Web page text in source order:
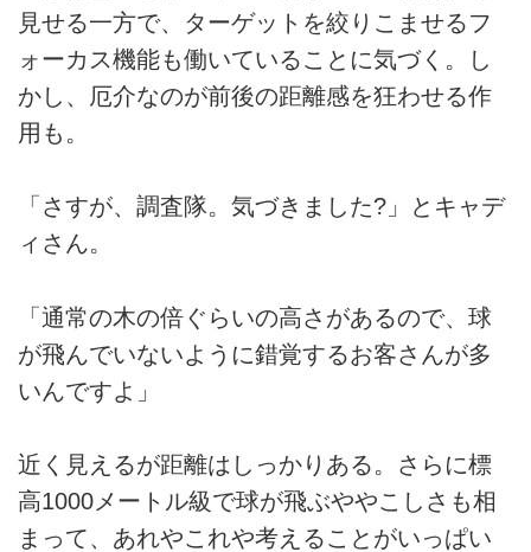
見せる一方で、ターゲットを絞りこませるフ
ォーカス機能も働いていることに気づく。し
かし、厄介なのが前後の距離感を狂わせる作
用も。
「さすが、調査隊。気づきました?」とキャデ
ィさん。
「通常の木の倍ぐらいの高さがあるので、球
が飛んでいないように錯覚するお客さんが多
いんですよ」
近く見えるが距離はしっかりある。さらに標
高1000メートル級で球が飛ぶややこしさも相
まって、あれやこれや考えることがいっぱい